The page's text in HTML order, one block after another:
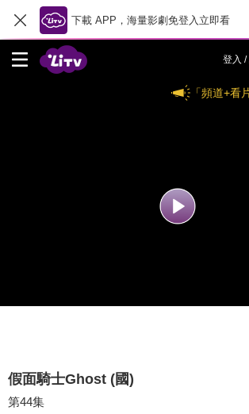
下載 APP，海量影劇免登入立即看
登入 /
「頻道+看
假面騎士Ghost (國)
第44集